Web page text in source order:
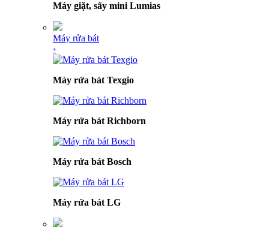
Máy giặt, sấy mini Lumias
Máy rửa bát
›
Máy rửa bát Texgio
Máy rửa bát Richborn
Máy rửa bát Bosch
Máy rửa bát LG